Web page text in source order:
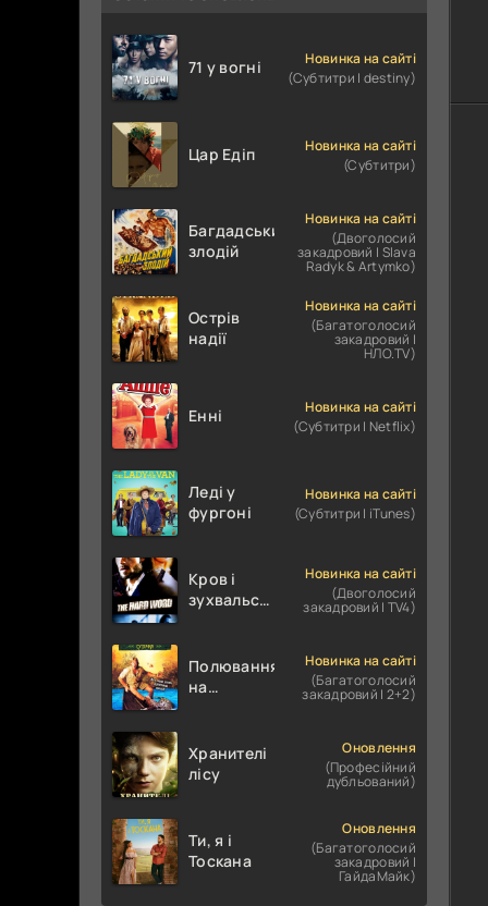
71 у вогні
Новинка на сайті
(Субтитри | destiny)
Цар Едіп
Новинка на сайті
(Субтитри)
Багдадський
злодій
Новинка на сайті
(Двоголосий
закадровий | Slava
Radyk & Artymko)
Острів
надії
Новинка на сайті
(Багатоголосий
закадровий |
НЛО.TV)
Енні
Новинка на сайті
(Субтитри | Netflix)
Леді у
фургоні
Новинка на сайті
(Субтитри | iTunes)
Кров і
зухвальство
Новинка на сайті
(Двоголосий
закадровий | TV4)
Полювання
на
Новинка на сайті
(Багатоголосий
закадровий | 2+2)
Хранителі
лісу
Оновлення
(Професійний
дубльований)
Ти, я і
Тоскана
Оновлення
(Багатоголосий
закадровий |
ГайдаМайк)